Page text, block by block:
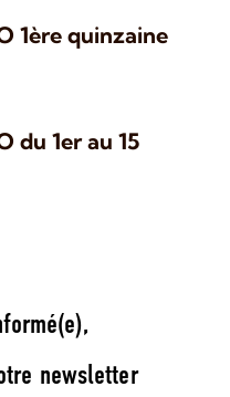
1ère quinzaine
du 1er au 15
newsletter